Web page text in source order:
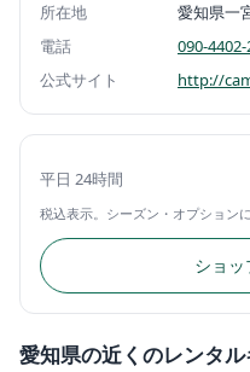
所在地
愛知県一
電話
090-
公式サイト
http://
平日 24時間
税込表示。シーズン・オプション
ショ
愛知県の近くのレンタ